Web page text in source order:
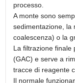
processo.
A monte sono
sedimentazione, la
coalescenza) o la
La filtrazione finale
(GAC) e serve a
tracce di reagente
Il normale